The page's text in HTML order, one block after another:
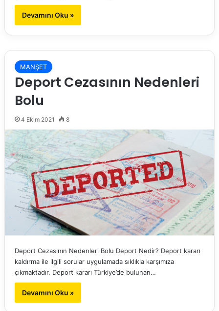
Devamını Oku »
MANŞET
Deport Cezasının Nedenleri
Bolu
4 Ekim 2021 8
Deport Cezasının Nedenleri Bolu Deport Nedir? Deport kararı
kaldırma ile ilgili sorular uygulamada sıklıkla karşımıza
çıkmaktadır. Deport kararı Türkiye’de bulunan…
Devamını Oku »